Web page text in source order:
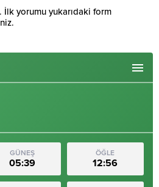
İlk yorumu yukarıdaki form
GÜNEŞ
05:39
ÖĞLE
12:56